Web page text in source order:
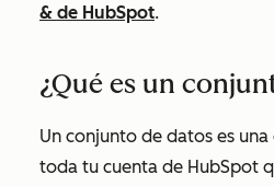
& de HubSpot.
¿Qué es un
Un conjunto de datos es
toda tu cuenta de HubSpot